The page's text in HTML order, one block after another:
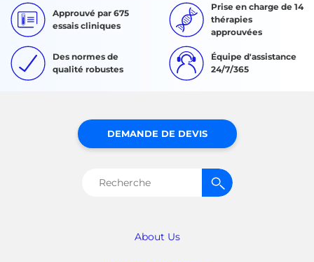
Approuvé par 675
essais cliniques
Prise en charge de 14
thérapies
approuvées
Des normes de
qualité robustes
Équipe d'assistance
24/7/365
About Us
DEMANDE DE DEVIS
Rechercher :